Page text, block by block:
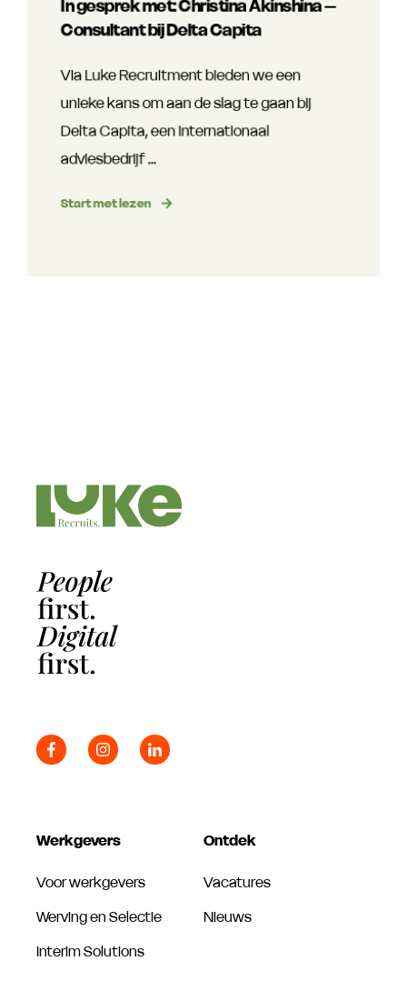
In gesprek met: Christina Akinshina –
Consultant bij Delta Capita
Via Luke Recruitment bieden we een
unieke kans om aan de slag te gaan bij
Delta Capita, een internationaal
adviesbedrijf ...
Start met lezen
Werkgevers
Voor werkgevers
Werving en Selectie
Interim Solutions
Ontdek
Vacatures
Nieuws